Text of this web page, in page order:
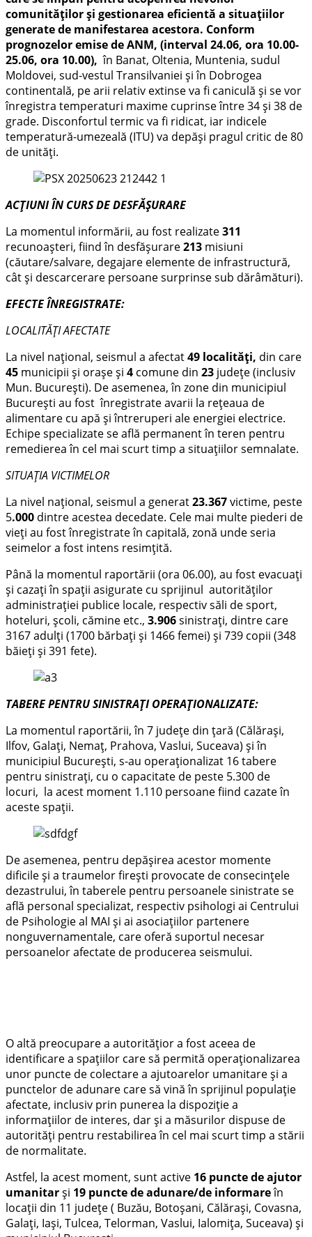
comunităților și gestionarea eficientă a situațiilor
generate de manifestarea acestora. Conform
prognozelor emise de ANM, (interval 24.06, ora 10.00-
25.06, ora 10.00),în Banat, Oltenia, Muntenia, sudul
Moldovei, sud-vestul Transilvaniei și în Dobrogea
continentală, pe arii relativ extinse va fi caniculă și se vor
înregistra temperaturi maxime cuprinse între 34 și 38 de
grade. Disconfortul termic va fi ridicat, iar indicele
temperatură-umezeală (ITU) va depăși pragul critic de 80
de unități.
ACȚIUNI ÎN CURS DE DESFĂȘURARE
La momentul informării, au fost realizate311
recunoașteri, fiind în desfășurare213 misiuni
(căutare/salvare, degajare elemente de infrastructură,
cât și descarcerare persoane surprinse sub dărâmături).
EFECTE ÎNREGISTRATE:
LOCALITĂȚI AFECTATE
La nivel național, seismul a afectat49 localități, din care
45 municipii și orașe și 4 comune din 23 județe (inclusiv
Mun. București). De asemenea, în zone din municipiul
București au fost înregistrate avarii la rețeaua de
alimentare cu apă și întreruperi ale energiei electrice.
Echipe specializate se află permanent în teren pentru
remedierea în cel mai scurt timp a situațiilor semnalate.
SITUAȚIA VICTIMELOR
La nivel național, seismul a generat23.367victime, peste
5.000 dintre acestea decedate. Cele mai multe piederi de
vieți au fost înregistrate în capitală, zonă unde seria
seimelor a fost intens resimțită.
Până la momentul raportării (ora 06.00), au fost evacuați
și cazați în spații asigurate cu sprijinul autorităților
administrației publice locale, respectiv săli de sport,
hoteluri, școli, cămine etc., 3.906sinistrați, dintre care
3167 adulți (1700 bărbați și 1466 femei) și 739 copii (348
băieți și 391 fete).
TABERE PENTRU SINISTRAȚI OPERAȚIONALIZATE:
La momentul raportării, în 7 județe din țară (Călărași,
Ilfov, Galați, Nemaț, Prahova, Vaslui, Suceava) și în
municipiul București, s-au operaționalizat 16 tabere
pentru sinistrați, cu o capacitate de peste 5.300 de
locuri, la acest moment 1.110 persoane fiind cazate în
aceste spații.
De asemenea, pentru depășirea acestor momente
dificile și a traumelor firești provocate de consecințele
dezastrului, în taberele pentru persoanele sinistrate se
află personal specializat, respectiv psihologi ai Centrului
de Psihologie al MAI și ai asociațiilor partenere
nonguvernamentale, care oferă suportul necesar
persoanelor afectate de producerea seismului.
O altă preocupare a autoritățior a fost aceea de
identificare a spațiilor care să permită operaționalizarea
unor puncte de colectare a ajutoarelor umanitare și a
punctelor de adunare care să vină în sprijinul populație
afectate, inclusiv prin punerea la dispoziție a
informațiilor de interes, dar și a măsurilor dispuse de
autorități pentru restabilirea în cel mai scurt timp a stării
de normalitate.
Astfel, la acest moment, sunt active 16 puncte de ajutor
umanitarși 19 puncte de adunare/de informareîn
locații din 11 județe ( Buzău, Botoșani, Călărași, Covasna,
Galați, Iași, Tulcea, Telorman, Vaslui, Ialomița, Suceava) și